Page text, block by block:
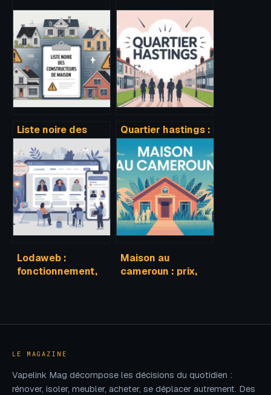
Liste noire des
maison : ce qu’il
faut vraiment
savoir
Quartier hastings :
guide complet
pour choisir, vivre
et investir
Lodaweb :
fonctionnement,
visibilité
Maison au
cameroun : prix,
LE MAGAZINE
Vapelink Mag décompose les décisions du quotidien :
rénover, isoler, meubler, acheter, se déplacer autrement. Des